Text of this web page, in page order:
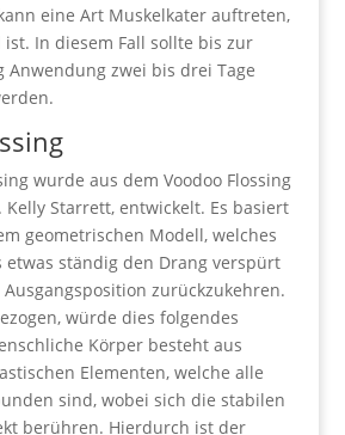
eine Art Muskelkater auftreten,
In diesem Fall sollte bis zur
Anwendung zwei bis drei Tage
wurde aus dem Voodoo Flossing
Starrett, entwickelt. Es basiert
geometrischen Modell, welches
etwas ständig den Drang verspürt
zurückzukehren.
würde dies folgendes
Körper besteht aus
Elementen, welche alle
sind, wobei sich die stabilen
berühren. Hierdurch ist der